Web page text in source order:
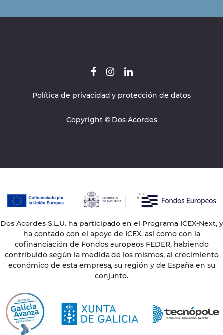
Política de privacidad y protección de datos
Copyright © Dos Acordes
Dos Acordes S.L.U. ha participado en el Programa ICEX-Next, y
ha contado con el apoyo de ICEX, así como con la
cofinanciación de Fondos europeos FEDER, habiendo
contribuido según la medida de los mismos, al crecimiento
económico de esta empresa, su región y de España en su
conjunto.